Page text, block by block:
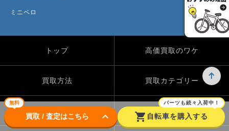
無料
買取 / 査定はこちら keyboard_arrow_down shopping_cart
パーツも続々入荷中！
自転車を購入する
ミニベロ
トップ 高価買取のワケ
買取方法 買取カテゴリー
買取実績 自転車のコラム